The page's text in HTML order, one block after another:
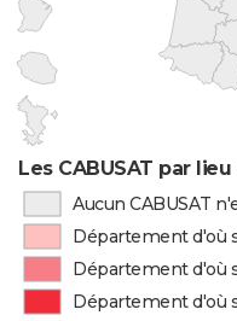
Les CABUSAT par
Aucun CABUSAT
Département d'où
Département d'où
Département d'où